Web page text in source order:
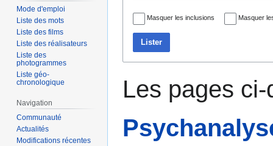
Masquer les inclusions Masquer
Lister
Les pages
Mode d'emploi
Liste des mots
Liste des films
Liste des réalisateurs
Liste des
photogrammes
Liste géo-
chronologique
Navigation
Communauté
Actualités
Modifications récentes